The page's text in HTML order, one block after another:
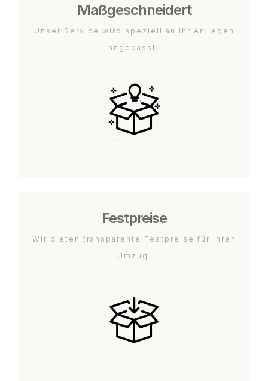
Maßgeschneidert
Unser Service wird speziell an Ihr Anliegen
angepasst.
Festpreise
Wir bieten transparente Festpreise für Ihren
Umzug.